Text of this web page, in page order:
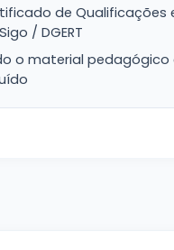
de Qualificações
/ DGERT
o material pedagógico